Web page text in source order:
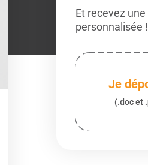
Et recevez
personnalisée !
Je
(.doc et